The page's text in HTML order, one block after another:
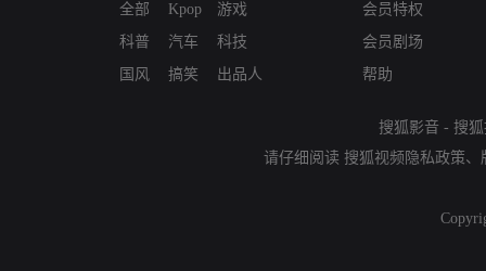
全部
科普
国风
Kpop
汽车
搞笑
游戏
科技
出品人
会员特权
会员剧场
帮助
搜狐影音 - 搜
请仔细阅读 搜狐视频隐私政策、